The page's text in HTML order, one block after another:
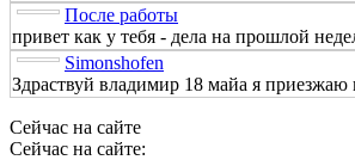
После работы
привет как у тебя - дела на прошлой
Simonshofen
Здраствуй владимир 18 майа я приезжаю
Сейчас на сайте
Сейчас на сайте: